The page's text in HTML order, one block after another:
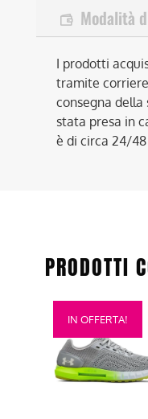
Modalità
I prodotti
tramite
consegna della
stata presa in
è di circa 24/
PRODOTTI
IN OFFERTA!
Questo
prodotto
più
varianti.